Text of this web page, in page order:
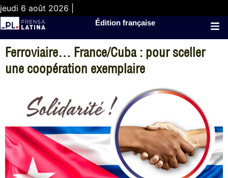
jeudi 6 août 2026 |
Édition française
Ferroviaire… France/Cuba : pour sceller
une coopération exemplaire